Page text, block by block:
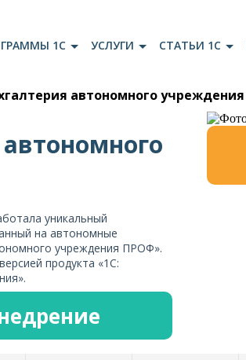
1С УСЛУГИ СТАТЬИ 1С
автономного учреждения
уникальный
на автономные
учреждения ПРОФ».
продукта «1С: